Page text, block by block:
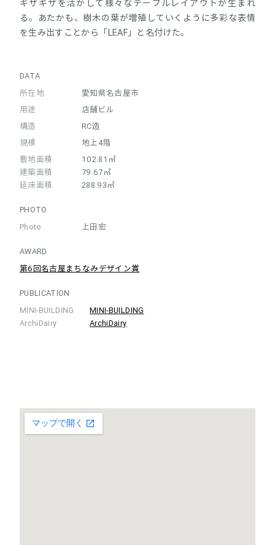
ギザギザを活かして様々なテーブルレイアウトが生まれ
る。あたかも、樹木の葉が増殖していくように多彩な表情
を生み出すことから「LEAF」と名付けた。
DATA
所在地
愛知県名古屋市
用途
店舗ビル
構造
RC造
規模
地上4階
敷地面積
建築面積
延床面積
102.81㎡
79.67㎡
288.93㎡
PHOTO
Photo
上田宏
AWARD
第6回名古屋まちなみデザイン賞
PUBLICATION
MINI-BUILDING
ArchiDairy
MINI-BUILDING
ArchiDairy